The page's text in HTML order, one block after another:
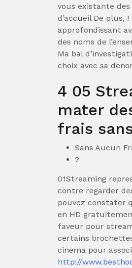
vous existante
d’accueil De plus,
approfondissant
des noms de
Ma bal
choix avec sa
4 05
mater
frais
Sans Aucun
?
01Streaming
contre regarder
pouvez constater
en HD
faveur pour
certains
cinema pour
http://